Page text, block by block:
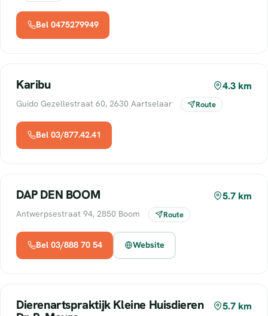
Bel 0475279949
Karibu 4.3 km
Guido Gezellestraat 60, 2630 Aartselaar Route
Bel 03/877.42.41
DAP DEN BOOM 5.7 km
Antwerpsestraat 94, 2850 Boom Route
Bel 03/888 70 54 Website
Dierenartspraktijk Kleine Huisdieren
5.7 km